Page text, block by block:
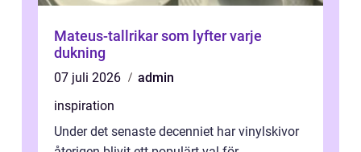
Mateus-tallrikar som lyfter varje
dukning
07 juli 2026
admin
inspiration
Under det senaste decenniet har vinylskivor